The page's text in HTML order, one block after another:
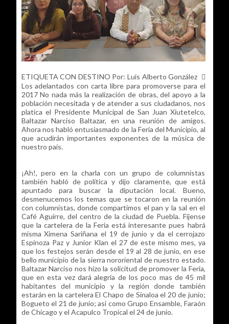
ETIQUETA CON DESTINO Por: Luis Alberto González 
Los adelantados con carta libre para promoverse para el
2017 No nada más la realización de obras, del apoyo a la
población necesitada y de atender a sus ciudadanos, nos
platica el Presidente Municipal de San Juan Xiutetelco,
Baltazar Narciso Baltazar, en una reunión de amigos.
Ahora nos habló entusiasmado de la Feria del Municipio, al
que acudirán importantes exponentes de la música de
nuestro país.
¡Ah!, pero en la charla con un grupo de columnistas
también habló de política y dijo claramente, que está
apuntado para buscar la diputación local. Bueno,
desmenucemos los temas que se tocaron en la reunión
con columnistas, donde compartimos el pan y la sal en el
Café Aguirre, del centro de la ciudad de Puebla. Fíjense
que la cartelera de la Feria está interesante pues habrá
misma Ximena Sariñana el 19 de junio y da el cerrojazo
Espinoza Paz y Junior Klan el 27 de este mismo mes, ya
que los festejos serán desde el 19 al 28 de junio, en ese
bello municipio de la sierra nororiental de nuestro estado.
Baltazar Narciso nos hizo la solicitud de promover la Feria,
que en esta vez dará alegría de los poco mas de 45 mil
habitantes del municipio y la región donde también
estarán en la cartelera El Chapo de Sinaloa el 20 de junio;
Bogueto el 21 de junio; así como Grupo Ensamble, Faraón
de Chicago y el Acapulco Tropical el 24 de junio.